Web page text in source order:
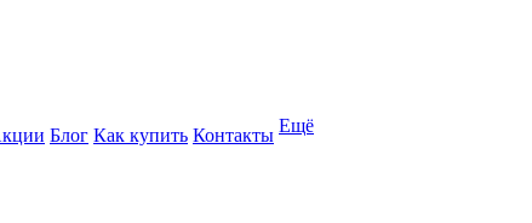
Блог Как купить Контакты Ещё